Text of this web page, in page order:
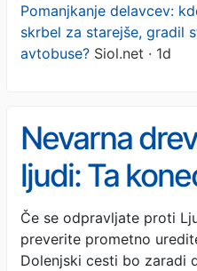
Pomanjkanje delavcev:
skrbel za starejše, gradil
avtobuse? Siol.net · 1d
Nevarna
ljudi: Ta
zapora
Če se odpravljate proti
preverite prometno
Dolenjski cesti bo zaradi